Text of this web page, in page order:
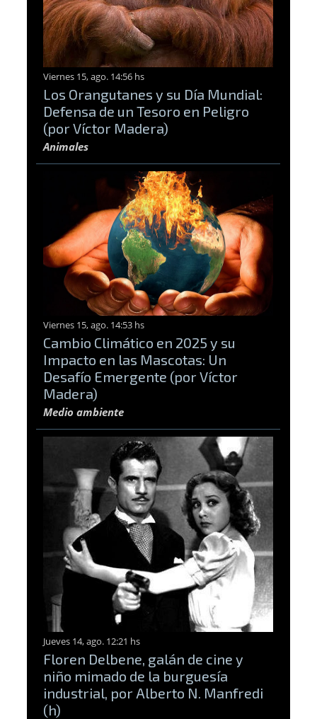
Viernes 15, ago. 14:56 hs
Los Orangutanes y su Día Mundial:
Defensa de un Tesoro en Peligro
(por Víctor Madera)
Animales
Viernes 15, ago. 14:53 hs
Cambio Climático en 2025 y su
Impacto en las Mascotas: Un
Desafío Emergente (por Víctor
Madera)
Medio ambiente
Jueves 14, ago. 12:21 hs
Floren Delbene, galán de cine y
niño mimado de la burguesía
industrial, por Alberto N. Manfredi
(h)